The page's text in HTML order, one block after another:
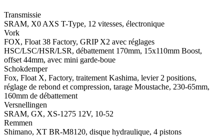
Transmissie
SRAM, X0 AXS T-Type, 12 vitesses, électronique
Vork
FOX, Float 38 Factory, GRIP X2 avec réglages
HSC/LSC/HSR/LSR, débattement 170mm, 15x110mm Boost,
offset 44mm, avec mini garde-boue
Schokdemper
Fox, Float X, Factory, traitement Kashima, levier 2 positions,
réglage de rebond et compression, tarage Moustache, 230-65mm,
160mm de débattement
Versnellingen
SRAM, GX, XS-1275 12V, 10-52
Remmen
Shimano, XT BR-M8120, disque hydraulique, 4 pistons